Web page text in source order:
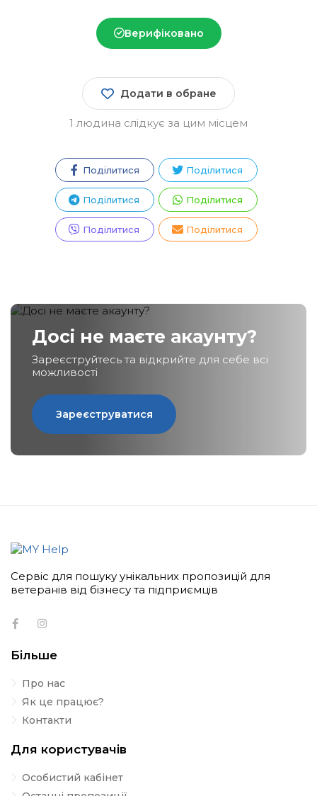
Верифіковано
Додати в обране
1 людина слідкує за цим місцем
Поділитися Поділитися
Поділитися Поділитися
Поділитися Поділитися
Досі не маєте акаунту?
Зареєструйтесь та відкрийте для себе всі
можливості
Зареєструватися
Сервіс для пошуку унікальних пропозицій для
ветеранів від бізнесу та підприємців
Більше
Про нас
Як це працює?
Контакти
Для користувачів
Особистий кабінет